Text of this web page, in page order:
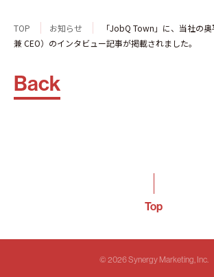
TOP お知らせ
「JobQ Town」に、当社の
兼 CEO）のインタビュー記事が掲載されました。
Back
Top
© 2026 Synergy Marketing, Inc.